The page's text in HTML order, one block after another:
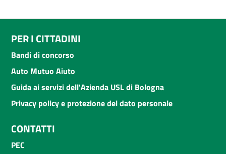
PER I CITTADINI
Bandi di concorso
Auto Mutuo Aiuto
Guida ai servizi dell'Azienda USL di Bologna
Privacy policy e protezione del dato personale
CONTATTI
PEC